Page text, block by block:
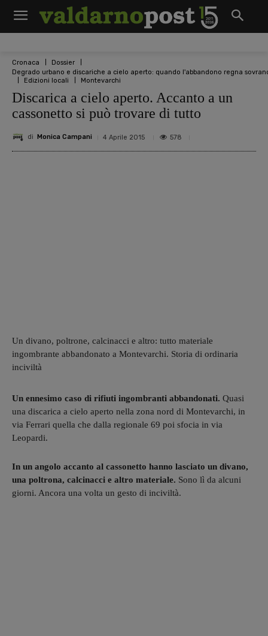
Cronaca
Dossier
Degrado urbano e discariche a cielo aperto: quando l'abbandono regna
Edizioni locali
Montevarchi
Discarica a cielo aperto. Accanto a un
cassonetto si può trovare di tutto
di Monica Campani 4 Aprile 2015 578
Un divano, poltrone, calcinacci e altro: tutto materiale
ingombrante abbandonato a Montevarchi. Storia di ordinaria
inciviltà
Un ennesimo caso di rifiuti ingombranti abbandonati. Quasi
una discarica a cielo aperto nella zona nord di Montevarchi, in
via Ferrari quella che dalla regionale 69 poi sfocia in via
Leopardi.
In un angolo accanto al cassonetto hanno lasciato un divano,
una poltrona, calcinacci e altro materiale. Sono lì da alcuni
giorni. Ancora una volta un gesto di inciviltà.